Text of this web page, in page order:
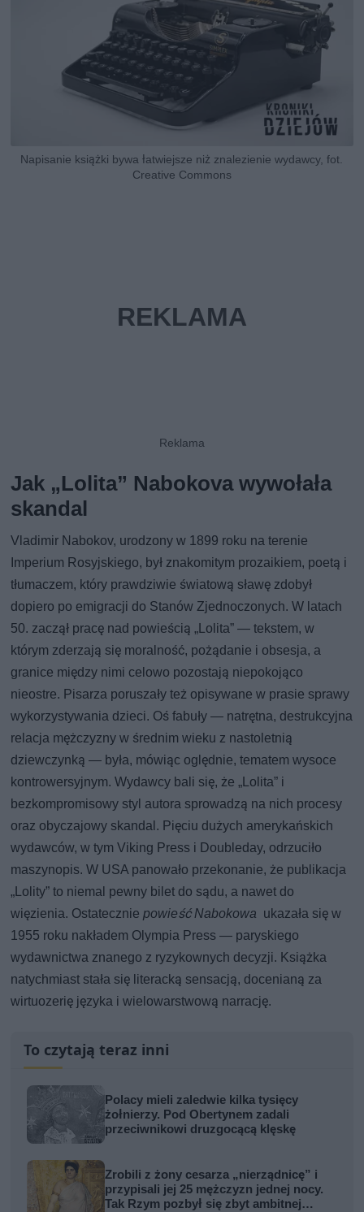
Napisanie książki bywa łatwiejsze niż znalezienie wydawcy, fot.
Creative Commons
Jak „Lolita” Nabokova wywołała
skandal
Vladimir Nabokov, urodzony w 1899 roku na terenie
Imperium Rosyjskiego, był znakomitym prozaikiem, poetą i
tłumaczem, który prawdziwie światową sławę zdobył
dopiero po emigracji do Stanów Zjednoczonych. W latach
50. zaczął pracę nad powieścią „Lolita” — tekstem, w
którym zderzają się moralność, pożądanie i obsesja, a
granice między nimi celowo pozostają niepokojąco
nieostre. Pisarza poruszały też opisywane w prasie sprawy
wykorzystywania dzieci. Oś fabuły — natrętna, destrukcyjna
relacja mężczyzny w średnim wieku z nastoletnią
dziewczynką — była, mówiąc oględnie, tematem wysoce
kontrowersyjnym. Wydawcy bali się, że „Lolita” i
bezkompromisowy styl autora sprowadzą na nich procesy
oraz obyczajowy skandal. Pięciu dużych amerykańskich
wydawców, w tym Viking Press i Doubleday, odrzuciło
maszynopis. W USA panowało przekonanie, że publikacja
„Lolity” to niemal pewny bilet do sądu, a nawet do
więzienia. Ostateczniepowieść Nabokowa ukazała się w
1955 roku nakładem Olympia Press — paryskiego
wydawnictwa znanego z ryzykownych decyzji. Książka
natychmiast stała się literacką sensacją, docenianą za
wirtuozerię języka i wielowarstwową narrację.
To czytają teraz inni
Polacy mieli zaledwie kilka tysięcy
żołnierzy. Pod Obertynem zadali
przeciwnikowi druzgocącą klęskę
Zrobili z żony cesarza „nierządnicę” i
przypisali jej 25 mężczyzn jednej nocy.
Tak Rzym pozbył się zbyt ambitnej